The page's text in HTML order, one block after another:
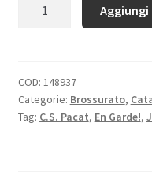
COD: 148937
Categorie: Brossurato,
Tag: C.S. Pacat, En Garde!,